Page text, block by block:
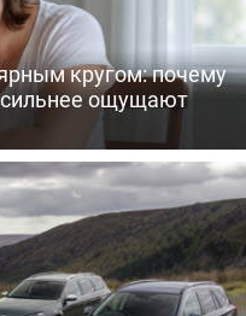
кругом: почему
ощущают